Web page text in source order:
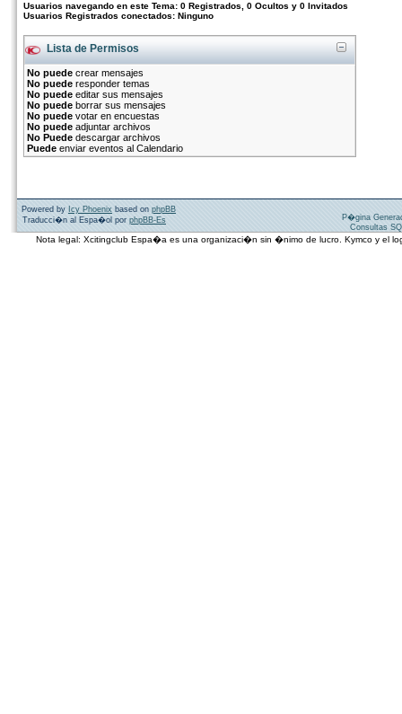
Usuarios navegando en este Tema: 0 Registrados, 0 Ocultos y 0 Invitados
Usuarios Registrados conectados: Ninguno
Lista de Permisos
No puede crear mensajes
No puede responder temas
No puede editar sus mensajes
No puede borrar sus mensajes
No puede votar en encuestas
No puede adjuntar archivos
No Puede descargar archivos
Puede enviar eventos al Calendario
Powered by Icy Phoenix based on phpBB
Traducci�n al Espa�ol por phpBB-Es
P�gina
Consultas
Nota legal: Xcitingclub Espa�a es una organizaci�n sin �nimo de lucro. Kymco y el